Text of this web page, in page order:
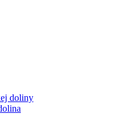
doliny